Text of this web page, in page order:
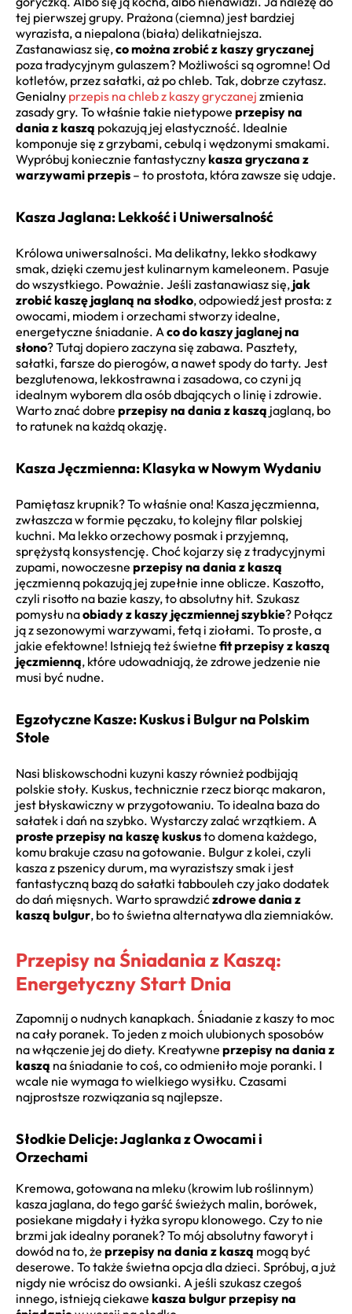
tej pierwszej grupy. Prażona (ciemna) jest bardziej
wyrazista, a niepalona (biała) delikatniejsza.
Zastanawiasz się,co można zrobić z kaszy gryczanej
poza tradycyjnym gulaszem? Możliwości są ogromne! Od
kotletów, przez sałatki, aż po chleb. Tak, dobrze czytasz.
Genialny przepis na chleb z kaszy gryczanej zmienia
zasady gry. To właśnie takie nietypowe przepisy na
dania z kaszą pokazują jej elastyczność. Idealnie
komponuje się z grzybami, cebulą i wędzonymi smakami.
Wypróbuj koniecznie fantastycznykasza gryczana z
warzywami przepis – to prostota, która zawsze się udaje.
Kasza Jaglana: Lekkość i Uniwersalność
Królowa uniwersalności. Ma delikatny, lekko słodkawy
smak, dzięki czemu jest kulinarnym kameleonem. Pasuje
do wszystkiego. Poważnie. Jeśli zastanawiasz się, jak
zrobić kaszę jaglaną na słodko, odpowiedź jest prosta: z
owocami, miodem i orzechami stworzy idealne,
energetyczne śniadanie. A co do kaszy jaglanej na
słono? Tutaj dopiero zaczyna się zabawa. Pasztety,
sałatki, farsze do pierogów, a nawet spody do tarty. Jest
bezglutenowa, lekkostrawna i zasadowa, co czyni ją
idealnym wyborem dla osób dbających o linię i zdrowie.
Warto znać dobre przepisy na dania z kaszą jaglaną, bo
to ratunek na każdą okazję.
Kasza Jęczmienna: Klasyka w Nowym Wydaniu
Pamiętasz krupnik? To właśnie ona! Kasza jęczmienna,
zwłaszcza w formie pęczaku, to kolejny filar polskiej
kuchni. Ma lekko orzechowy posmak i przyjemną,
sprężystą konsystencję. Choć kojarzy się z tradycyjnymi
zupami, nowoczesne przepisy na dania z kaszą
jęczmienną pokazują jej zupełnie inne oblicze. Kaszotto,
czyli risotto na bazie kaszy, to absolutny hit. Szukasz
pomysłu naobiady z kaszy jęczmiennej szybkie? Połącz
ją z sezonowymi warzywami, fetą i ziołami. To proste, a
jakie efektowne! Istnieją też świetne fit przepisy z kaszą
jęczmienną, które udowadniają, że zdrowe jedzenie nie
musi być nudne.
Egzotyczne Kasze: Kuskus i Bulgur na Polskim
Stole
Nasi bliskowschodni kuzyni kaszy również podbijają
polskie stoły. Kuskus, technicznie rzecz biorąc makaron,
jest błyskawiczny w przygotowaniu. To idealna baza do
sałatek i dań na szybko. Wystarczy zalać wrzątkiem. A
proste przepisy na kaszę kuskusto domena każdego,
komu brakuje czasu na gotowanie. Bulgur z kolei, czyli
kasza z pszenicy durum, ma wyrazistszy smak i jest
fantastyczną bazą do sałatki tabbouleh czy jako dodatek
do dań mięsnych. Warto sprawdzićzdrowe dania z
kaszą bulgur, bo to świetna alternatywa dla ziemniaków.
Przepisy na Śniadania z Kaszą:
Energetyczny Start Dnia
Zapomnij o nudnych kanapkach. Śniadanie z kaszy to moc
na cały poranek. To jeden z moich ulubionych sposobów
na włączenie jej do diety. Kreatywne przepisy na dania z
kaszą na śniadanie to coś, co odmieniło moje poranki. I
wcale nie wymaga to wielkiego wysiłku. Czasami
najprostsze rozwiązania są najlepsze.
Słodkie Delicje: Jaglanka z Owocami i
Orzechami
Kremowa, gotowana na mleku (krowim lub roślinnym)
kasza jaglana, do tego garść świeżych malin, borówek,
posiekane migdały i łyżka syropu klonowego. Czy to nie
brzmi jak idealny poranek? To mój absolutny faworyt i
dowód na to, że przepisy na dania z kaszą mogą być
deserowe. To także świetna opcja dla dzieci. Spróbuj, a już
nigdy nie wrócisz do owsianki. A jeśli szukasz czegoś
innego, istnieją ciekawe kasza bulgur przepisy na